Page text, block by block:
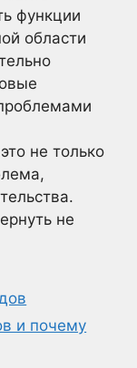
функции
области
не только
не
и почему